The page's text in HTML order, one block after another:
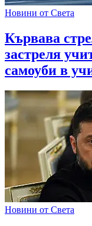
Новини от Света
Кървава
застреля
самоуби в
Новини от Света